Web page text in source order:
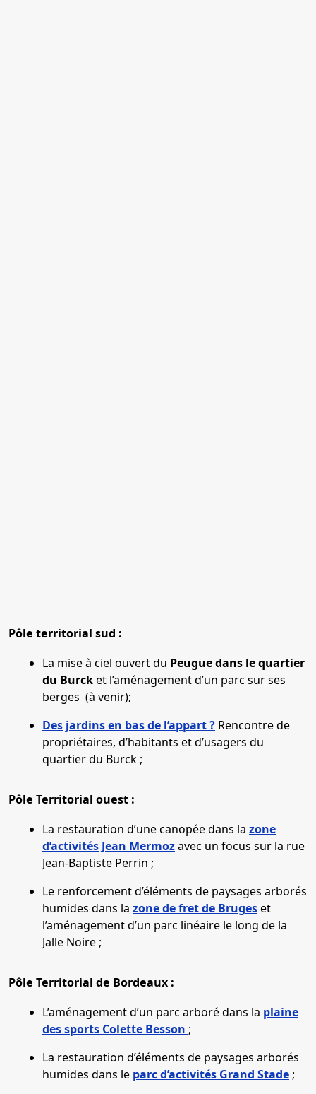
Pôle territorial sud :
La mise à ciel ouvert du Peugue dans le quartier
du Burcket l’aménagement d’un parc sur ses
berges (à venir);
Des jardins en bas de l’appart ? Rencontre de
propriétaires, d’habitants et d’usagers du
quartier du Burck ;
Pôle Territorial ouest :
La restauration d’une canopée dans la zone
d’activités Jean Mermozavec un focus sur la rue
Jean-Baptiste Perrin ;
Le renforcement d’éléments de paysages arborés
humides dans la zone de fret de Brugeset
l’aménagement d’un parc linéaire le long de la
Jalle Noire ;
Pôle Territorial de Bordeaux :
L’aménagement d’un parc arboré dans la plaine
des sports Colette Besson ;
La restauration d’éléments de paysages arborés
humides dans le parc d’activités Grand Stade ;